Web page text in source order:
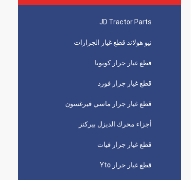
JD Tractor Parts
نيو هولاند قطع غيار الجرارات
قطع غيار جرار كوبوتا
قطع غيار جرار فورد
قطع غيار جرار ماسي فيرغسون
أجزاء محرك الديزل بيركنز
قطع غيار جرار فيات
قطع غيار جرار Yto